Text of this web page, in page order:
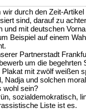
wir durch den Zeit-
sind, darauf zu
und mit deutschen
Beispiel auf einem
Partnerstadt
um die
Plakat mit zwölf weißen
Nadja und solchen
wohl sein?
sozialdemokratisch,
Liste ist es.